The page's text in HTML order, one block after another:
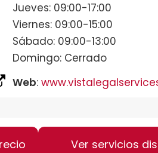
Jueves: 09:00-17:00
Viernes: 09:00-15:00
Sábado: 09:00-13:00
Domingo: Cerrado
Web:
Ver servicios